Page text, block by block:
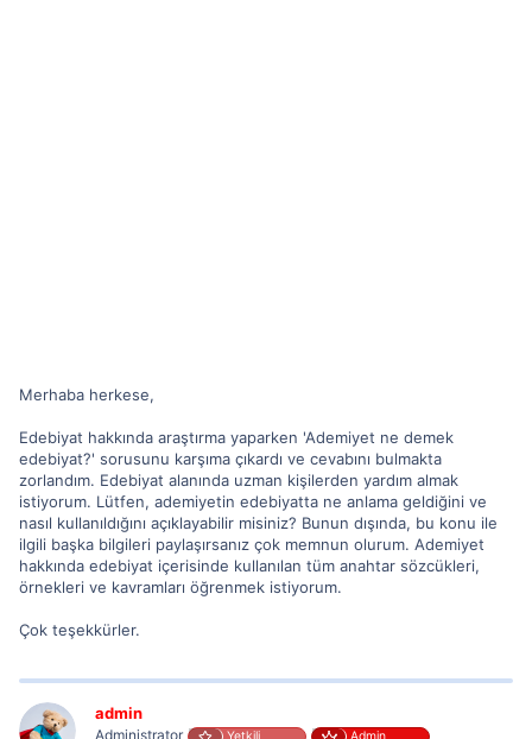
Merhaba herkese,
Edebiyat hakkında araştırma yaparken 'Ademiyet ne demek
edebiyat?' sorusunu karşıma çıkardı ve cevabını bulmakta
zorlandım. Edebiyat alanında uzman kişilerden yardım almak
istiyorum. Lütfen, ademiyetin edebiyatta ne anlama geldiğini ve
nasıl kullanıldığını açıklayabilir misiniz? Bunun dışında, bu konu ile
ilgili başka bilgileri paylaşırsanız çok memnun olurum. Ademiyet
hakkında edebiyat içerisinde kullanılan tüm anahtar sözcükleri,
örnekleri ve kavramları öğrenmek istiyorum.
Çok teşekkürler.
admin
Administrator Yetkili
Admin